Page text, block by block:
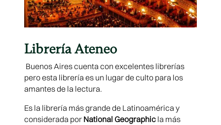
Librería Ateneo
Buenos Aires cuenta con excelentes librerías
pero esta librería es un lugar de culto para los
amantes de la lectura.
Es la librería más grande de Latinoamérica y
considerada por National Geographicla más